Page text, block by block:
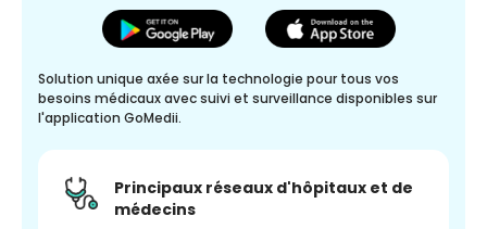
Solution unique axée sur la technologie pour tous vos
besoins médicaux avec suivi et surveillance disponibles sur
l'application GoMedii.
Principaux réseaux d'hôpitaux et de
médecins